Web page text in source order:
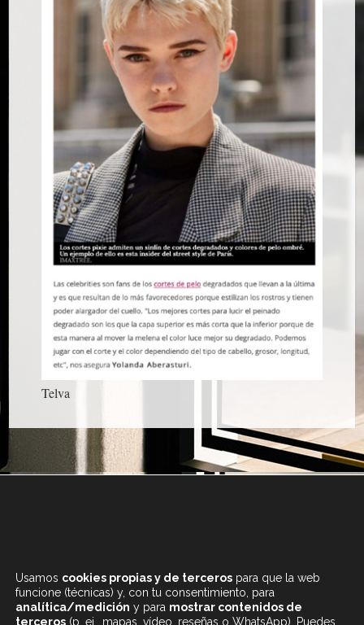
Telva
DE 9.30 A 20H
Usamos cookies propias y de terceros para que la web
funcione (técnicas) y, con tu consentimiento, para
analítica/medición y para mostrar contenidos de
terceros (p. ej., mapas, vídeo, reseñas o WhatsApp). Puedes